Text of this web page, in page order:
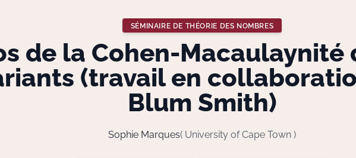
SÉMINAIRE DE THÉORIE DES NOMBRES
de la Cohen-Macaulaynité
(travail en
Blum Smith)
Sophie Marques( University of Cape Town )